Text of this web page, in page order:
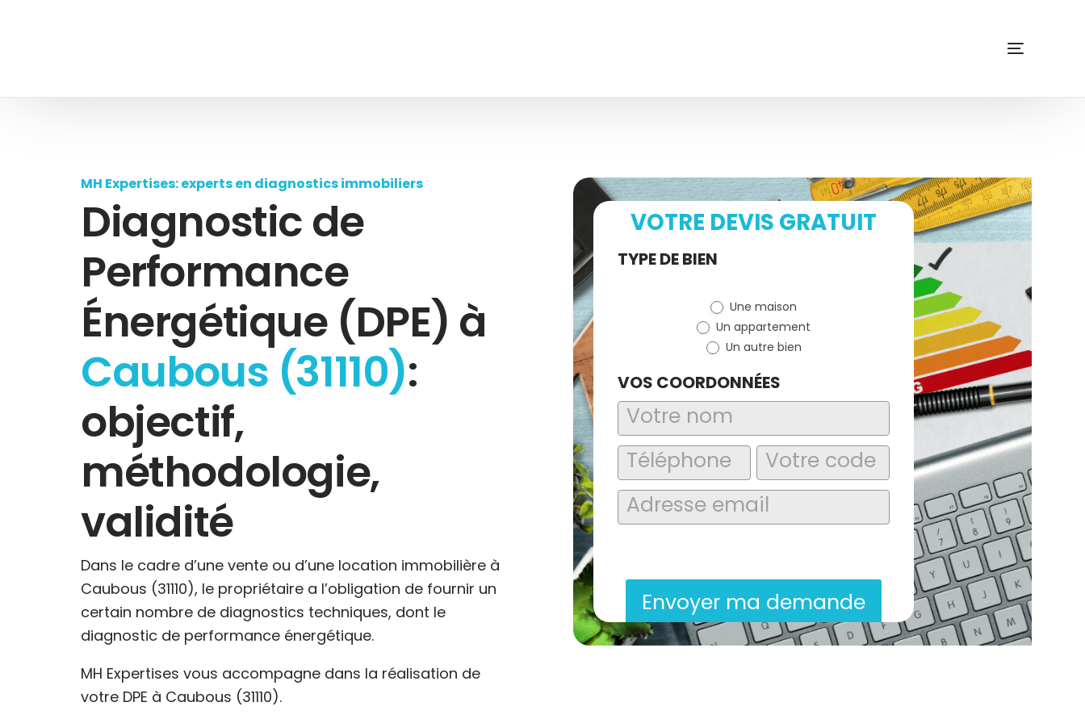
MH Expertises: experts en diagnostics immobiliers
Diagnostic de
Performance
Énergétique (DPE) à
Caubous (31110):
objectif,
méthodologie,
validité
Dans le cadre d’une vente ou d’une location immobilière à
Caubous (31110), le propriétaire a l’obligation de fournir un
certain nombre de diagnostics techniques, dont le
diagnostic de performance énergétique.
MH Expertises vous accompagne dans la réalisation de
votre DPE à Caubous (31110).
VOTRE DEVIS GRATUIT
Demande
TYPE DE BIEN
Une maison
Un appartement
Un autre bien
VOS COORDONNÉES
Envoyer ma demande